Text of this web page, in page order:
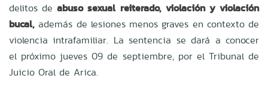
delitos deabuso sexual reiterado, violación y violación
bucal, además de lesiones menos graves en contexto de
violencia intrafamiliar. La sentencia se dará a conocer
el próximo jueves 09 de septiembre, por el Tribunal de
Juicio Oral de Arica.